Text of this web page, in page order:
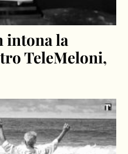
intona la
TeleMeloni,